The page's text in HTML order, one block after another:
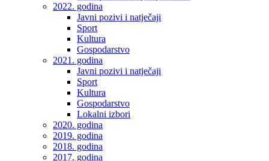
2022. godina
Javni pozivi i natječaji
Sport
Kultura
Gospodarstvo
2021. godina
Javni pozivi i natječaji
Sport
Kultura
Gospodarstvo
Lokalni izbori
2020. godina
2019. godina
2018. godina
2017. godina